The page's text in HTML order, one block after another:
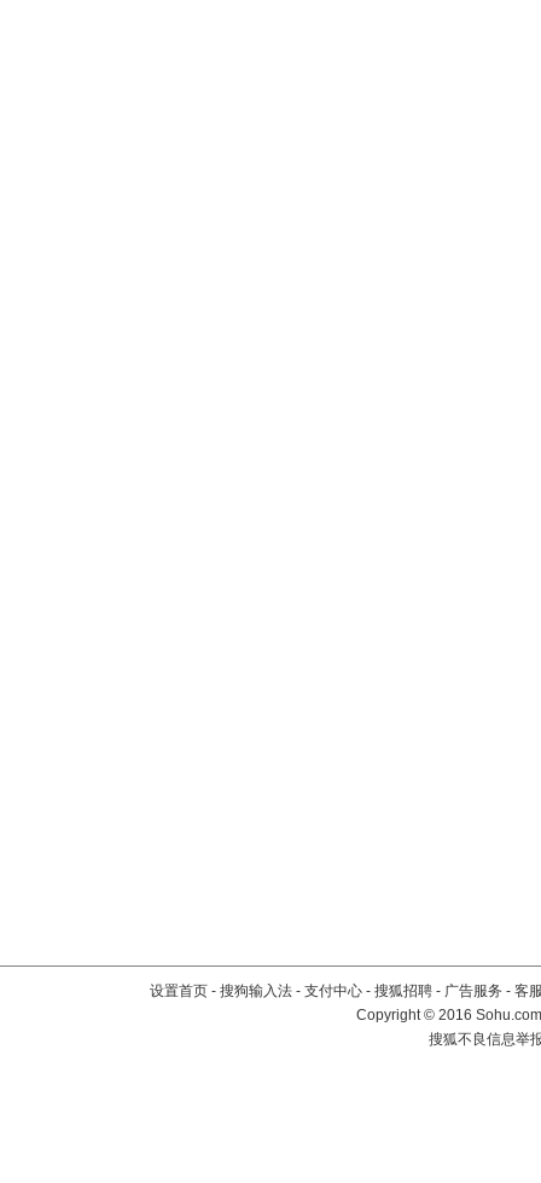
设置首页 - 搜狗输入法 - 支付中心 - 搜狐招聘 - 广告服务 - 客
Copyright©2016
搜狐不良信息举